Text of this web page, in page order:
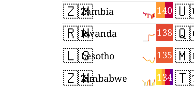
🇿🇲 140
Zambia
🇷🇼 138
Rwanda
🇱🇸 135
Lesotho
🇿🇼 134
Zimbabwe